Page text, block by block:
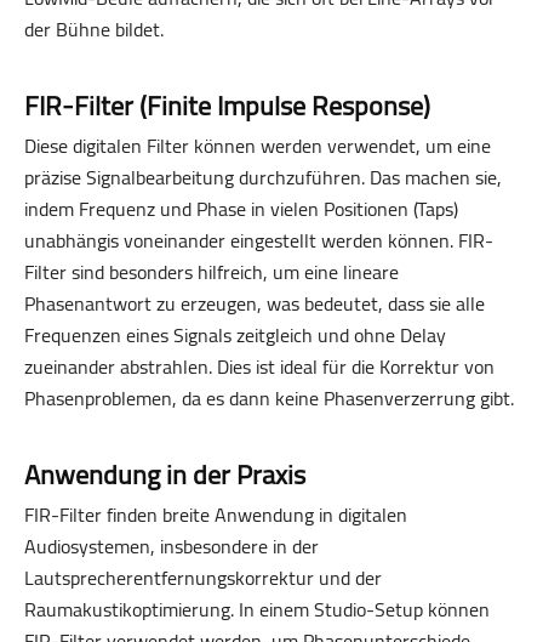
der Bühne bildet.
FIR-Filter (Finite Impulse Response)
Diese digitalen Filter können werden verwendet, um eine
präzise Signalbearbeitung durchzuführen. Das machen sie,
indem Frequenz und Phase in vielen Positionen (Taps)
unabhängis voneinander eingestellt werden können. FIR-
Filter sind besonders hilfreich, um eine lineare
Phasenantwort zu erzeugen, was bedeutet, dass sie alle
Frequenzen eines Signals zeitgleich und ohne Delay
zueinander abstrahlen. Dies ist ideal für die Korrektur von
Phasenproblemen, da es dann keine Phasenverzerrung gibt.
Anwendung in der Praxis
FIR-Filter finden breite Anwendung in digitalen
Audiosystemen, insbesondere in der
Lautsprecherentfernungskorrektur und der
Raumakustikoptimierung. In einem Studio-Setup können